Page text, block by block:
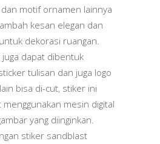
motif ornamen lainnya
kesan elegan dan
dekorasi ruangan.
dapat dibentuk
tulisan dan juga logo
bisa di-cut, stiker ini
mesin digital
yang diinginkan.
stiker sandblast